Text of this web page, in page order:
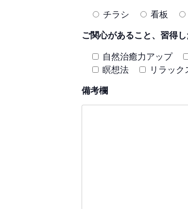
チラシ
看板
ご関心があること、習得し
自然治癒力アップ
瞑想法
リラック
備考欄